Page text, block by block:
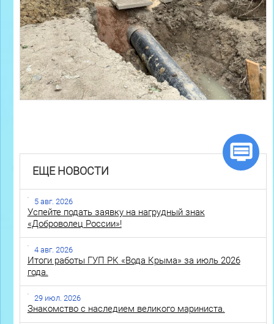
ЕЩЕ НОВОСТИ
5 авг. 2026
Успейте подать заявку на нагрудный знак
«Доброволец России»!
4 авг. 2026
Итоги работы ГУП РК «Вода Крыма» за июль 2026
года.
29 июл. 2026
Знакомство с наследием великого мариниста.